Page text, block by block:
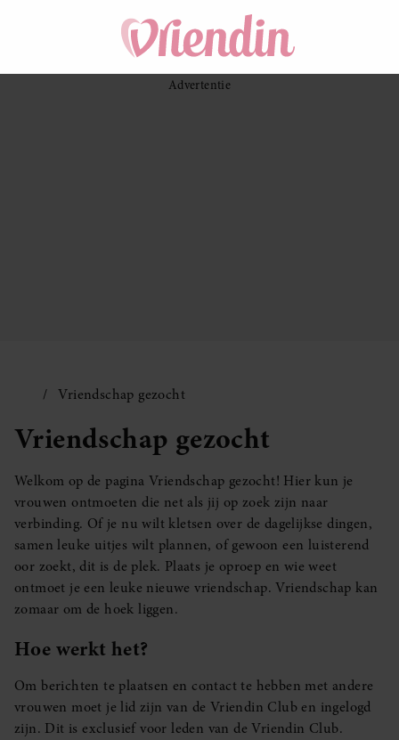
Vriendschap gezocht
Vriendschap gezocht
Welkom op de pagina Vriendschap gezocht! Hier kun je
vrouwen ontmoeten die net als jij op zoek zijn naar
verbinding. Of je nu wilt kletsen over de dagelijkse dingen,
samen leuke uitjes wilt plannen, of gewoon een luisterend
oor zoekt, dit is de plek. Plaats je oproep en wie weet
ontmoet je een leuke nieuwe vriendschap. Vriendschap kan
zomaar om de hoek liggen.
Hoe werkt het?
Om berichten te plaatsen en contact te hebben met andere
vrouwen moet je lid zijn van de Vriendin Club en ingelogd
zijn. Dit is exclusief voor leden van de Vriendin Club.